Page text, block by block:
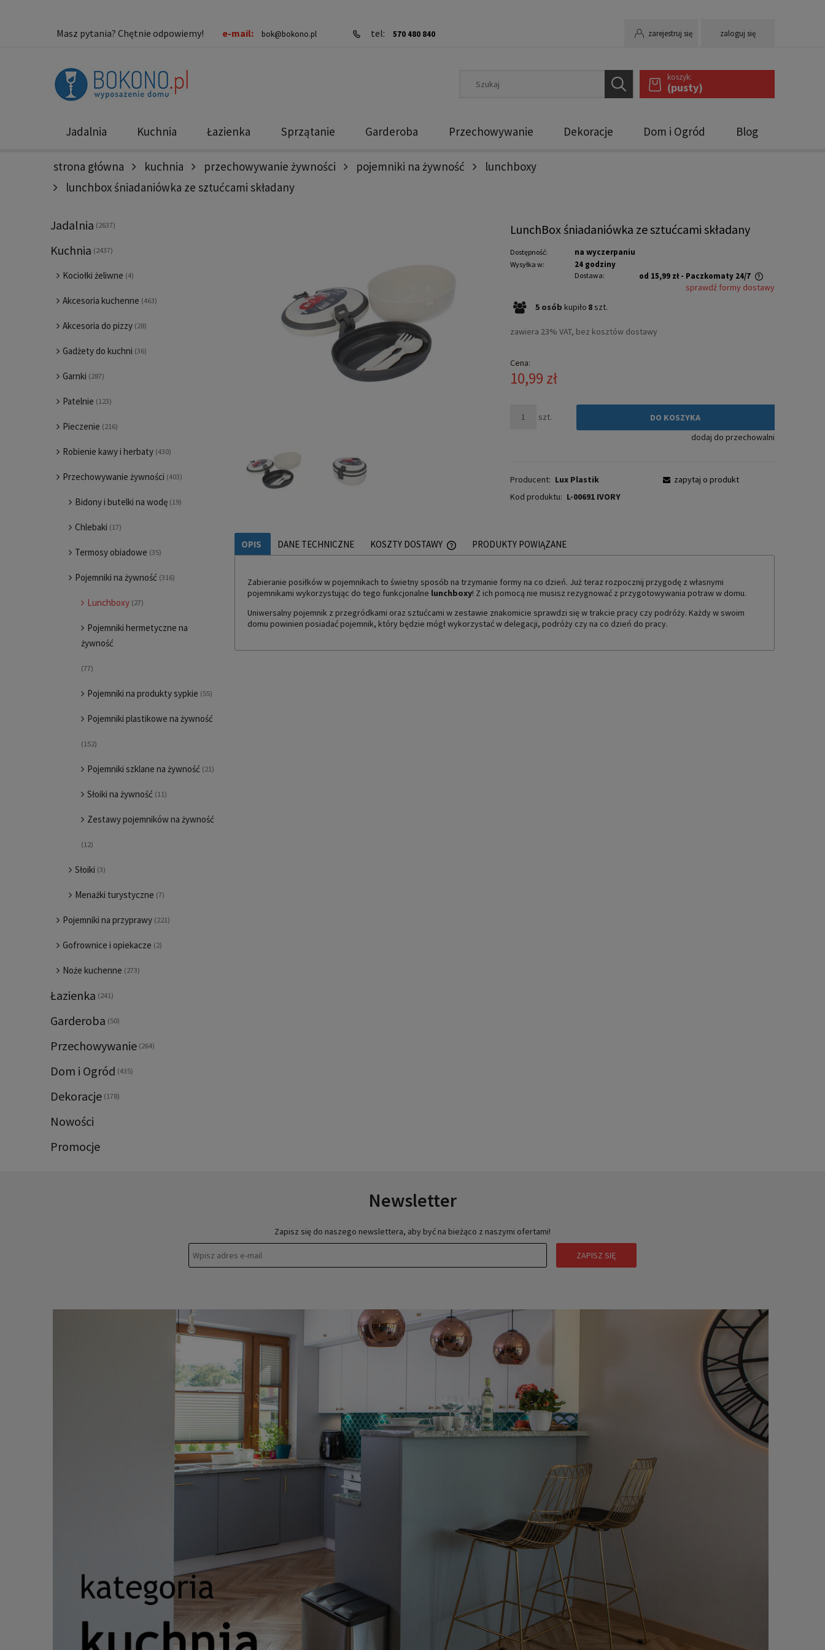
zarejestruj się zaloguj się
Masz pytania? Chętnie odpowiemy! e-mail: bok@bokono.pl tel: 570 480 840
koszyk:
(pusty)
Jadalnia Kuchnia Łazienka Sprzątanie Garderoba Przechowywanie Dekoracje Dom i Ogród Blog
Nowości Promocje
strona główna kuchnia przechowywanie żywności pojemniki na żywność
lunchboxy
lunchbox śniadaniówka ze sztućcami składany
Jadalnia (2637)
Kuchnia (2437)
Kociołki żeliwne (4)
Akcesoria kuchenne (463)
Akcesoria do pizzy (28)
Gadżety do kuchni (36)
Garnki (287)
Patelnie (123)
Pieczenie (216)
Robienie kawy i herbaty (430)
Przechowywanie żywności (403)
Bidony i butelki na wodę (19)
Chlebaki (17)
Termosy obiadowe (35)
Pojemniki na żywność (316)
Lunchboxy (27)
Pojemniki hermetyczne na
żywność
(77)
Pojemniki na produkty sypkie (55)
Pojemniki plastikowe na żywność
(152)
Pojemniki szklane na żywność (21)
Słoiki na żywność (11)
Zestawy pojemników na żywność
(12)
Słoiki (3)
Menażki turystyczne (7)
Pojemniki na przyprawy (221)
Gofrownice i opiekacze (2)
Noże kuchenne (273)
Łazienka (241)
Garderoba (50)
Przechowywanie (264)
Dom i Ogród (435)
Dekoracje (178)
Nowości
Promocje
LunchBox śniadaniówka ze sztućcami składany
Dostępność: na wyczerpaniu
Wysyłka w: 24 godziny
Dostawa: od 15,99 zł - Paczkomaty 24/7
Cena nie zawiera ewentualnych kosztów
sprawdź formy dostawy
5 osób kupiło 8 szt.
zawiera 23% VAT, bez kosztów dostawy
Cena:
10,99 zł
szt.
DO KOSZYKA
dodaj do przechowalni
Producent: Lux Plastik
Kod produktu: L-00691 IVORY
zapytaj o produkt
OPIS DANE TECHNICZNE KOSZTY DOSTAWY
CENA NIE ZAWIERA EWENTUALNYCH KOSZTÓW
PŁATNOŚCI
PRODUKTY POWIĄZANE
Zabieranie posiłków w pojemnikach to świetny sposób na trzymanie formy na co dzień. Już teraz rozpocznij przygodę z własnymi
pojemnikami wykorzystując do tego funkcjonalne lunchboxy! Z ich pomocą nie musisz rezygnować z przygotowywania potraw w domu.
Uniwersalny pojemnik z przegródkami oraz sztućcami w zestawie znakomicie sprawdzi się w trakcie pracy czy podróży. Każdy w swoim
domu powinien posiadać pojemnik, który będzie mógł wykorzystać w delegacji, podróży czy na co dzień do pracy.
Newsletter
Zapisz się do naszego newslettera, aby być na bieżąco z naszymi ofertami!
ZAPISZ SIĘ